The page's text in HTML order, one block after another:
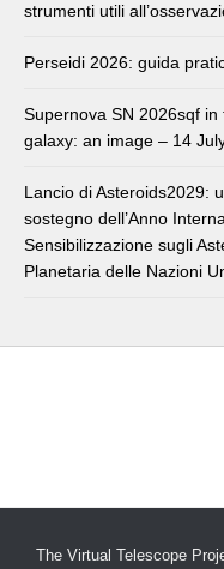
strumenti utili
Perseidi 2026: guida
Supernova SN 2026sqf
galaxy: an image – 14
Lancio di Asteroids2029:
sostegno dell’Anno
Sensibilizzazione sugli
Planetaria delle Nazioni
The Virtual Telescope